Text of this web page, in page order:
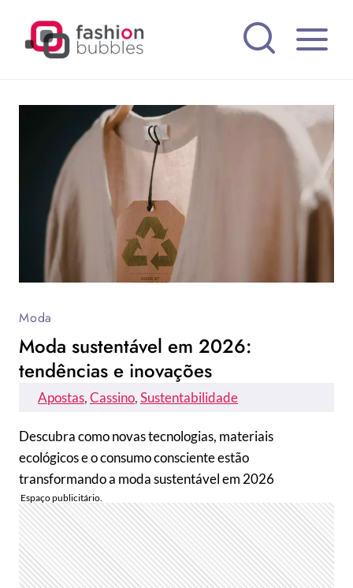
Moda
Moda sustentável em 2026:
tendências e inovações
Apostas, Cassino, Sustentabilidade
Descubra como novas tecnologias, materiais
ecológicos e o consumo consciente estão
transformando a moda sustentável em 2026